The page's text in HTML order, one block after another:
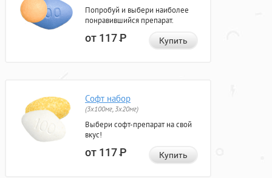
Попробуй и выбери наиболее
понравившийся препарат.
от 117Р Купить
Софт набор
(3x100мг, 3x20мг)
Выбери софт-препарат на свой
вкус!
от 117Р Купить